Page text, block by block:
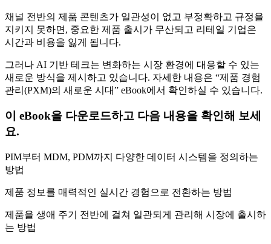
채널 전반의 제품 콘텐츠가 일관성이 없고 부정확하고 규정을
지키지 못하면, 중요한 제품 출시가 무산되고 리테일 기업은
시간과 비용을 잃게 됩니다.
그러나 AI 기반 테크는 변화하는 시장 환경에 대응할 수 있는
새로운 방식을 제시하고 있습니다. 자세한 내용은 “제품 경험
관리(PXM)의 새로운 시대” eBook에서 확인하실 수 있습니다.
이 eBook을 다운로드하고 다음 내용을 확인해 보세
요.
PIM부터 MDM, PDM까지 다양한 데이터 시스템을 정의하는
방법
제품 정보를 매력적인 실시간 경험으로 전환하는 방법
제품을 생애 주기 전반에 걸쳐 일관되게 관리해 시장에 출시하
는 방법